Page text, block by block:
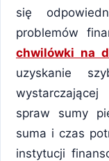
się
problemów
chwilówki na
uzyskanie
wystarczającej
spraw sumy
suma i czas
instytucji